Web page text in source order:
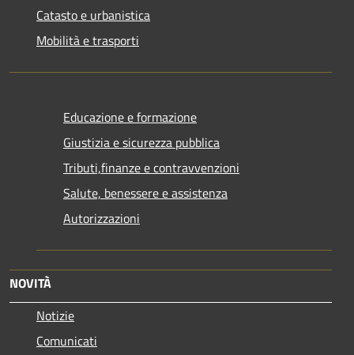
Catasto e urbanistica
Mobilità e trasporti
Educazione e formazione
Giustizia e sicurezza pubblica
Tributi,finanze e contravvenzioni
Salute, benessere e assistenza
Autorizzazioni
NOVITÀ
Notizie
Comunicati